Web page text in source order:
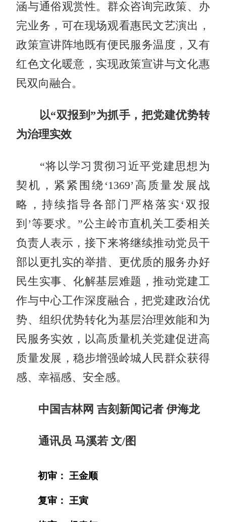
涵与通俗观赏性。群众咨询完政策、办
完业务，可在现场观看惠民文艺演出，
政策宣讲阵地既有便民服务温度，又有
红色文化暖意，实现政策宣讲与文化惠
民双向融合。
以“双报到”为抓手，把党建优势转
为治理实效
“将以学习贯彻习近平党建思想为
契机，紧紧围绕‘1369’高质量发展战
略，持续指导各部门严格落实‘双报
到’等要求。”公主岭市直机关工委相关
负责人表示，接下来将继续推动党员干
部以更扎实的举措、更优质的服务办好
民生实事、化解基层难题，推动党建工
作与中心工作深度融合，把党建政治优
势、组织优势转化为基层治理效能和为
民服务实效，以高质量机关党建促进高
质量发展，稳步增强岭城人民群众获得
感、幸福感、安全感。
中国吉林网 吉刻新闻记者 伊海龙
通讯员 马溪若 文/图
初审： 王金顺
复审： 王寅